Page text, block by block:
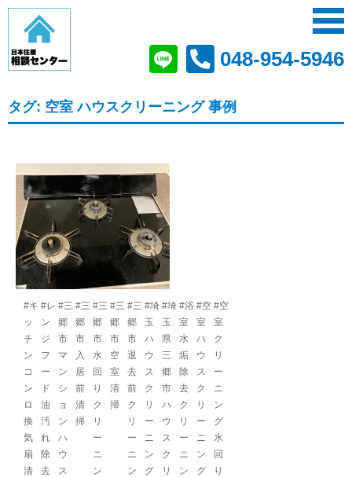
048-954-5946
タグ: 空室 ハウスクリーニング 事例
#キ
ッ
チ
ン
コ
ン
ロ
換
気
扇
清
#レ
ン
ジ
フ
ー
ド
油
汚
れ
除
去
#三
郷
市
マ
ン
シ
ョ
ン
ハ
ウ
ス
#三
郷
市
入
居
前
清
掃
#三
郷
市
水
回
り
ク
リ
ー
ニ
ン
#三
郷
市
空
室
清
掃
#三
郷
市
退
去
前
ク
リ
ー
ニ
ン
#埼
玉
ハ
ウ
ス
ク
リ
ー
ニ
ン
グ
#埼
玉
県
三
郷
市
ハ
ウ
ス
ク
リ
#浴
室
水
垢
除
去
ク
リ
ー
ニ
ン
#空
室
ハ
ウ
ス
ク
リ
ー
ニ
ン
グ
#空
室
ク
リ
ー
ニ
ン
グ
水
回
り